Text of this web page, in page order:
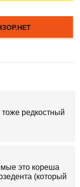
тоже редкостный
это кореша
(который